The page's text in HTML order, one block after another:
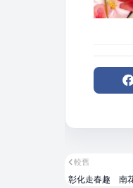
較舊
彰化走春趣 南